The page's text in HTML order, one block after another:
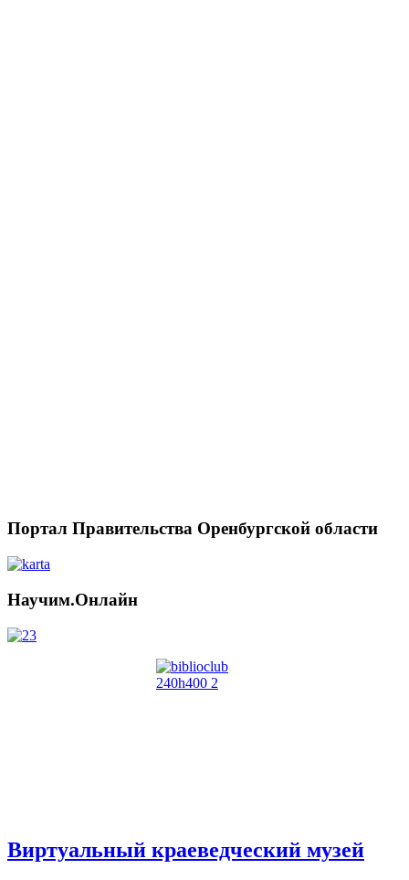
Портал Правительства Оренбургской области
Научим.Онлайн
Виртуальный краеведческий музей